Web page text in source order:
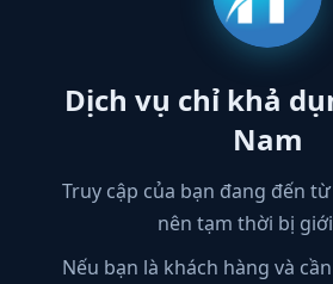
Dịch vụ chỉ khả
Nam
Truy cập của bạn đang đến
nên tạm thời bị
Nếu bạn là khách hàng và